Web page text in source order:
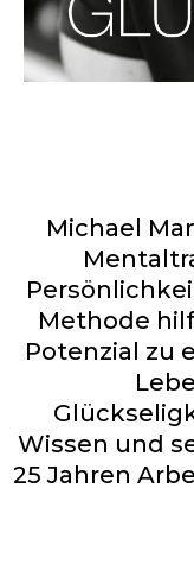
Michael
Methode
Potenzial zu
Wissen und
25 Jahren